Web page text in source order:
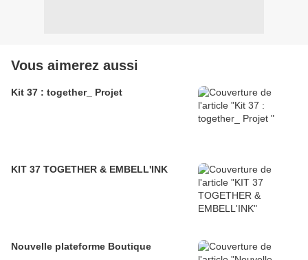
Vous aimerez aussi
Kit 37 : together_ Projet
KIT 37 TOGETHER & EMBELL'INK
Nouvelle plateforme Boutique